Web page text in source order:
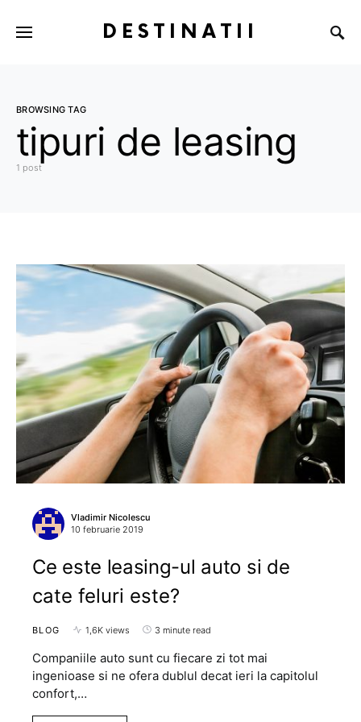
DESTINATII
BROWSING TAG
tipuri de leasing
1 post
Vladimir Nicolescu
10 februarie 2019
Ce este leasing-ul auto si de
cate feluri este?
BLOG 1,6K views 3 minute read
Companiile auto sunt cu fiecare zi tot mai
ingenioase si ne ofera dublul decat ieri la capitolul
confort,…